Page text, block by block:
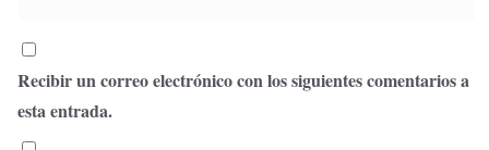
Recibir un correo electrónico con los siguientes comentarios a
esta entrada.